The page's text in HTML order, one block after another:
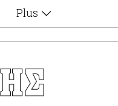
Plus
Αφιερώματα
Ζώδια